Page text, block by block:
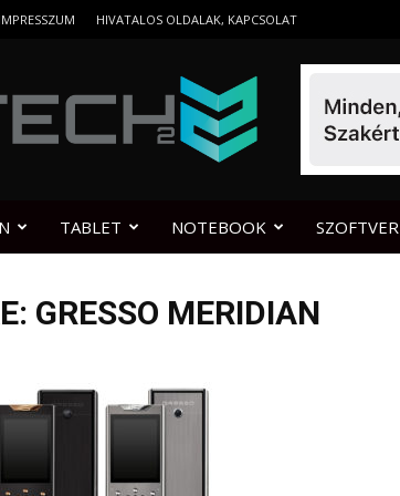
IMPRESSZUM HIVATALOS OLDALAK, KAPCSOLAT
TABLET NOTEBOOK SZOFTVER
GRESSO MERIDIAN